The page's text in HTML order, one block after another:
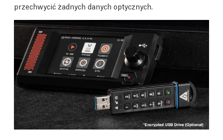
przechwycić żadnych danych optycznych.